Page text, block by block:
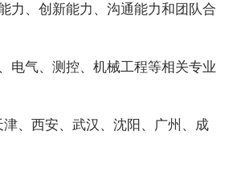
力、 创新能力、 沟通能力和团队合
电气、测控、机械工程等相关专业
津、西安、武汉、沈阳、广州、成